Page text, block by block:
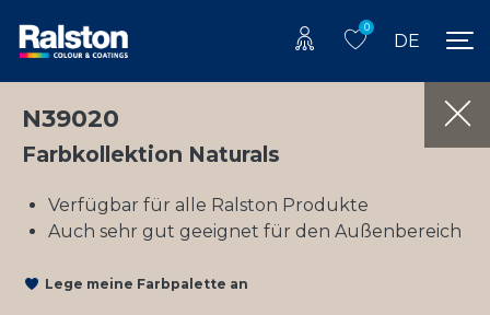
0
DE
N39020
Farbkollektion Naturals
Verfügbar für alle Ralston Produkte
Auch sehr gut geeignet für den Außenbereich
Lege meine Farbpalette an